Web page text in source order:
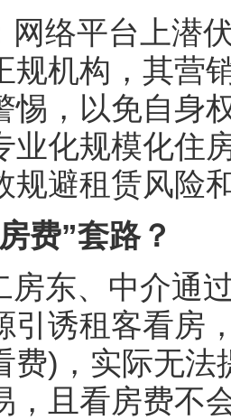
网络平台上潜
规机构，其营
惕，以免自身
业化规模化住
规避租赁风险
费”套路？
房东、中介通
引诱租客看房
费)，实际无
，且看房费不